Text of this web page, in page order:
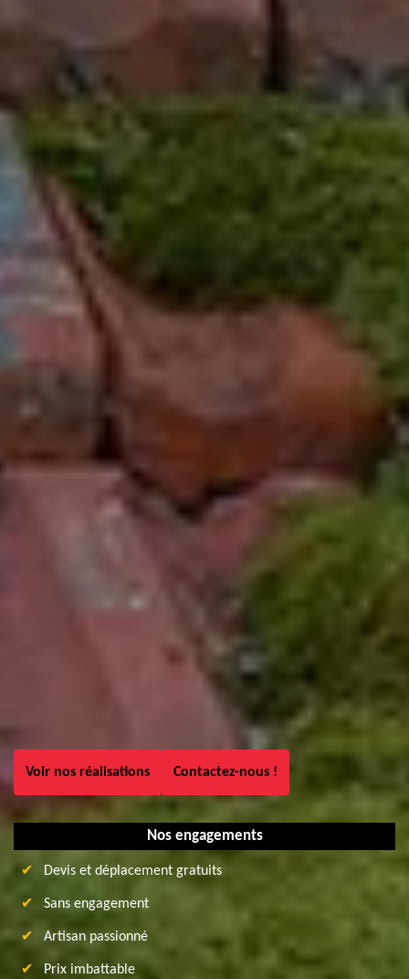
Voir nos réalisations Contactez-nous !
Nos engagements
Devis et déplacement gratuits
Sans engagement
Artisan passionné
Prix imbattable